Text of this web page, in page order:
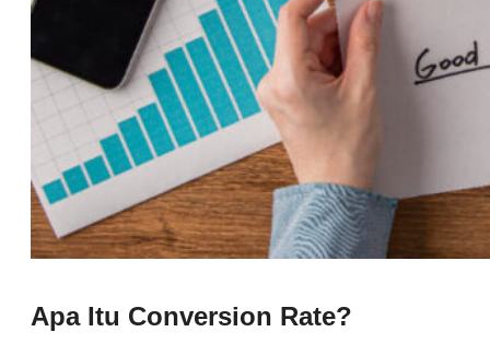
Apa Itu Conversion Rate?